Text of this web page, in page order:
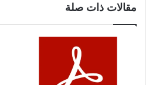
بلصق كلمة المرور التي قمت
وبالتالي نضمن الحماية القوية
بعيدة من المتطفلين.
مقالات ذات صلة